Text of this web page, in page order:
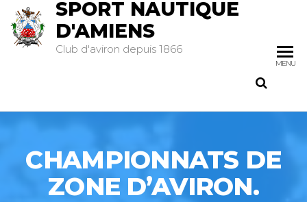
SPORT NAUTIQUE
D'AMIENS
Club d'aviron depuis 1866
MENU
CHAMPIONNATS DE
ZONE D’AVIRON.